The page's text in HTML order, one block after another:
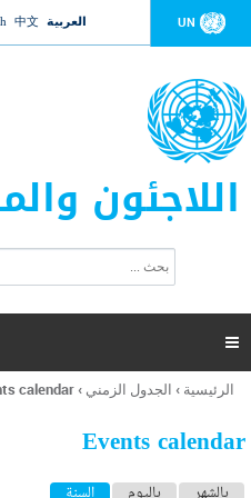
UN العربية 中文
اللاجئون
ت
ر
ل
ح
ب

أنت
هنا
الرئيسية › الجدول الزمني ›
calendar
Events calendar